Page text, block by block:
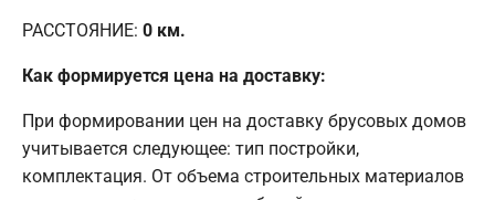
РАССТОЯНИЕ: 0 км.
Как формируется цена на доставку:
При формировании цен на доставку брусовых домов
учитывается следующее: тип постройки,
комплектация. От объема строительных материалов